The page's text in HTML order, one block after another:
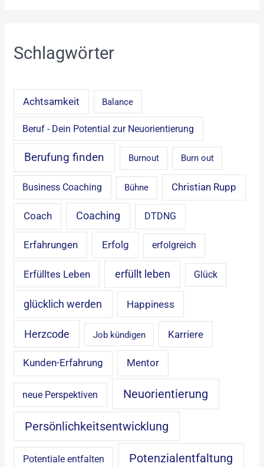
Schlagwörter
Achtsamkeit Balance
Beruf - Dein Potential zur Neuorientierung
Berufung finden Burnout Burn out
Business Coaching Bühne Christian Rupp
Coach Coaching DTDNG
Erfahrungen Erfolg erfolgreich
Erfülltes Leben erfüllt leben Glück
glücklich werden Happiness
Herzcode Job kündigen Karriere
Kunden-Erfahrung Mentor
neue Perspektiven Neuorientierung
Persönlichkeitsentwicklung
Potentiale entfalten Potenzialentfaltung